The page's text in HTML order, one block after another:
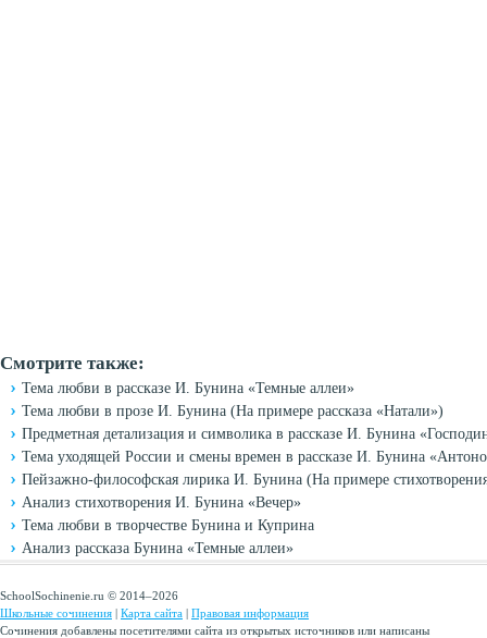
Смотрите также:
Тема любви в рассказе И. Бунина «Темные аллеи»
Тема любви в прозе И. Бунина (На примере рассказа «Натали»)
Предметная детализация и символика в рассказе И. Бунина
Тема уходящей России и смены времен в рассказе И. Бунина
Пейзажно-философская лирика И. Бунина (На примере
Анализ стихотворения И. Бунина «Вечер»
Тема любви в творчестве Бунина и Куприна
Анализ рассказа Бунина «Темные аллеи»
SchoolSochinenie.ru © 2014–2026
Школьные сочинения | Карта сайта | Правовая информация
Сочинения добавлены посетителями сайта из открытых источников или написаны